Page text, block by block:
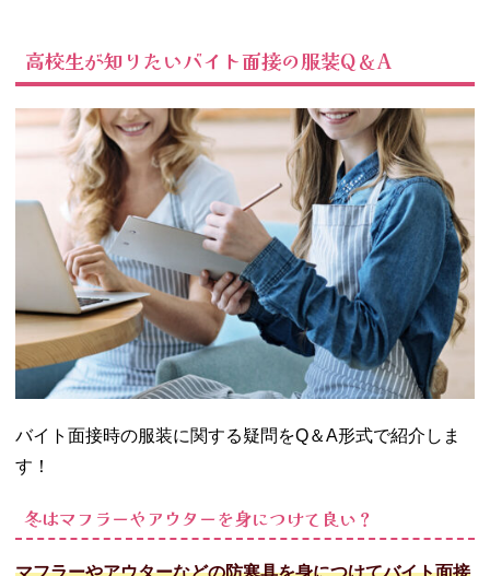
高校生が知りたいバイト面接の服装Q＆A
バイト面接時の服装に関する疑問をQ＆A形式で紹介しま
す！
冬はマフラーやアウターを身につけて良い？
マフラーやアウターなどの防寒具を身につけてバイト面接